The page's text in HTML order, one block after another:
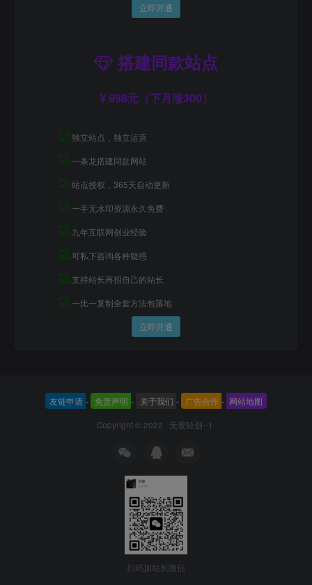
立即开通
搭建同款站点
998元（下月涨300）
☑ 独立站点，独立运营
☑ 一条龙搭建同款网站
☑ 站点授权，365天自动更新
☑ 一手无水印资源永久免费
☑ 九年互联网创业经验
☑ 可私下咨询各种疑惑
☑ 支持站长再招自己的站长
☑ 一比一复制全套方法包落地
立即开通
友链申请 - 免责声明 - 关于我们 - 广告合作 - 网站地图
Copyright © 2022 · 无畏轻创--1
扫码加站长微信